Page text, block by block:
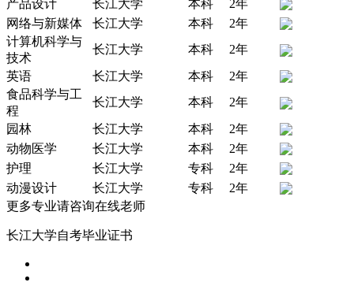
产品设计 长江大学 本科
2年
网络与新媒体
长江大学 本科
2年
计算机科学与
技术
长江大学 本科
2年
英语
长江大学 本科
2年
食品科学与工
程
长江大学 本科
2年
园林
长江大学 本科
2年
动物医学
长江大学 本科
2年
护理
长江大学 专科
2年
动漫设计
长江大学 专科
2年
更多专业请咨询在线老师
长江大学自考毕业证书